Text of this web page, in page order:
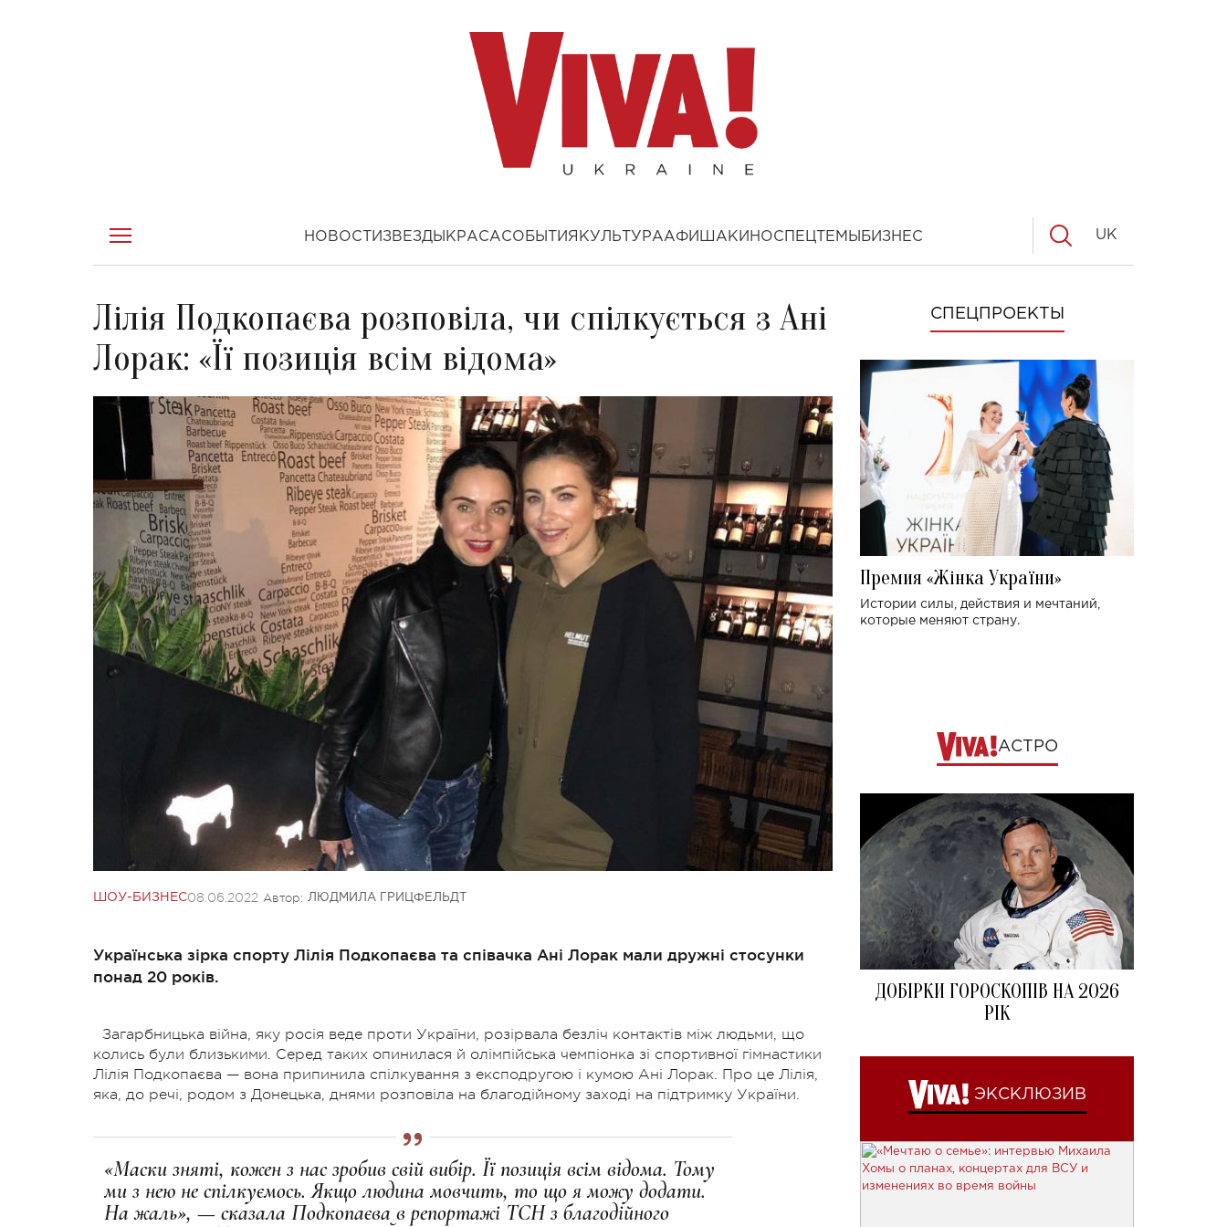
НОВОСТИ ЗВЕЗДЫ КРАСАСОБЫТИЯ КУЛЬТУРААФИША КИНОСПЕЦТЕМЫ БИЗНЕС UK
Лілія Подкопаєва розповіла, чи спілкується з Ані
Лорак: «Її позиція всім відома»
ШОУ-БИЗНЕС08.06.2022 Автор: ЛЮДМИЛА ГРИЦФЕЛЬДТ
Українська зірка спорту Лілія Подкопаєва та співачка Ані Лорак мали дружні стосунки
понад 20 років.
Загарбницька війна, яку росія веде проти України, розірвала безліч контактів між людьми, що
колись були близькими. Серед таких опинилася й олімпійська чемпіонка зі спортивної гімнастики
Лілія Подкопаєва — вона припинила спілкування з експодругою і кумою Ані Лорак. Про це Лілія,
яка, до речі, родом з Донецька, днями розповіла на благодійному заході на підтримку України.
«Маски зняті, кожен з нас зробив свій вибір. Її позиція всім відома. Тому
ми з нею не спілкуємось. Якщо людина мовчить, то що я можу додати.
На жаль», — сказала Подкопаєва в репортажі ТСН з благодійного
СПЕЦПРОЕКТЫ
Премия «Жінка України»
Истории силы, действия и мечтаний,
которые меняют страну.
АСТРО
ДОБІРКИ ГОРОСКОПІВ НА 2026
РІК
ЭКСКЛЮЗИВ